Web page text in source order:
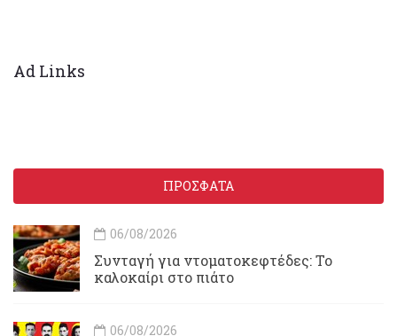
Ad Links
ΠΡΟΣΦΑΤΑ
06/08/2026
Συνταγή για ντοματοκεφτέδες: Το
καλοκαίρι στο πιάτο
06/08/2026